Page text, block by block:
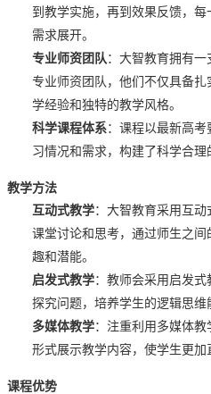
到教学实施，再到效果反馈，
需求展开。
专业师资团队：大智教育拥有
专业师资团队，他们不仅具备
学经验和独特的教学风格。
科学课程体系：课程以最新高
习情况和需求，构建了科学合理
教学方法
互动式教学：大智教育采用互
课堂讨论和思考，通过师生之
趣和潜能。
启发式教学：教师会采用启发式
探究问题，培养学生的逻辑思维
多媒体教学：注重利用多媒体
形式展示教学内容，使学生更加
课程优势